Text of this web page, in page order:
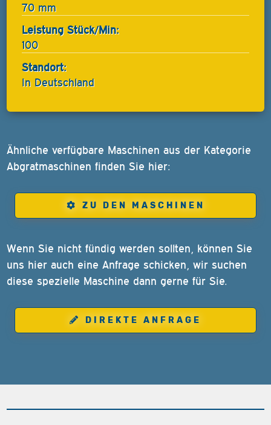
70 mm
Leistung Stück/Min:
100
Standort:
In Deutschland
Ähnliche verfügbare Maschinen aus der Kategorie
Abgratmaschinen finden Sie hier:
ZU DEN MASCHINEN
Wenn Sie nicht fündig werden sollten, können Sie
uns hier auch eine Anfrage schicken, wir suchen
diese spezielle Maschine dann gerne für Sie.
DIREKTE ANFRAGE